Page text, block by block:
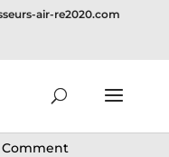
Comment
air-re2020.com